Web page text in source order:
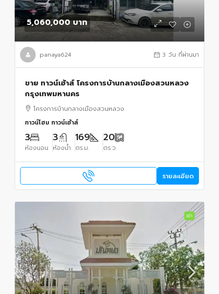
5,060,000 บาท
panaya624 3 วัน ที่ผ่านมา
ขาย ทาวน์เฮ้าส์ โครงการบ้านกลางเมืองสวนหลวง
กรุงเทพมหานคร
โครงการบ้านกลางเมืองสวนหลวง
ทาวน์โฮม ทาวน์เฮ้าส์
3
ห้องนอน
3
ห้องน้ำ
169
ตร.ม.
20
ตร.ว.
รายละเอียด
เช่า